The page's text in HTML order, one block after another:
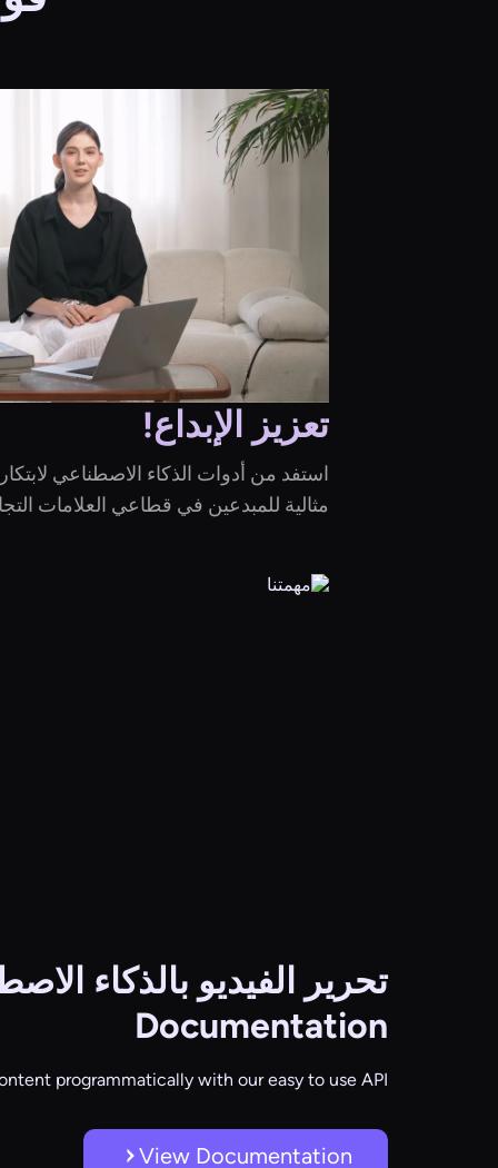
تعزيز الإبداع!
استفد من أدوات الذكاء الاصطناعي
مثالية للمبدعين في قطاعي العلامات
تحرير الفيديو بالذكاء
Documentation
programmatically with our easy to use API
View Documentation